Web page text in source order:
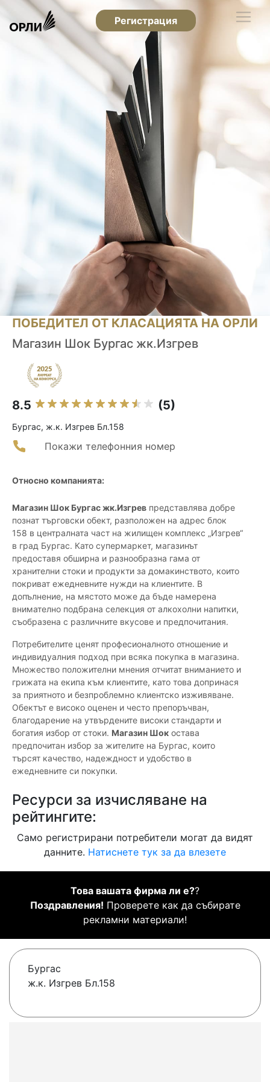
Регистрация
ПОБЕДИТЕЛ ОТ КЛАСАЦИЯТА НА ОРЛИ
Магазин Шок Бургас жк.Изгрев
8.5 (5)
Бургас, ж.к. Изгрев Бл.158
Покажи телефонния номер
Относно компанията:
Магазин Шок Бургас жк.Изгрев представлява добре
познат търговски обект, разположен на адрес блок
158 в централната част на жилищен комплекс „Изгрев“
в град Бургас. Като супермаркет, магазинът
предоставя обширна и разнообразна гама от
хранителни стоки и продукти за домакинството, които
покриват ежедневните нужди на клиентите. В
допълнение, на мястото може да бъде намерена
внимателно подбрана селекция от алкохолни напитки,
съобразена с различните вкусове и предпочитания.
Потребителите ценят професионалното отношение и
индивидуалния подход при всяка покупка в магазина.
Множество положителни мнения отчитат вниманието и
грижата на екипа към клиентите, като това допринася
за приятното и безпроблемно клиентско изживяване.
Обектът е високо оценен и често препоръчван,
благодарение на утвърдените високи стандарти и
богатия избор от стоки. Магазин Шок остава
предпочитан избор за жителите на Бургас, които
търсят качество, надеждност и удобство в
ежедневните си покупки.
Ресурси за изчисляване на
рейтингите:
Само регистрирани потребители могат да видят
данните. Натиснете тук за да влезете
Това вашата фирма ли е??
Поздравления! Проверете как да събирате
рекламни материали!
Бургас
ж.к. Изгрев Бл.158